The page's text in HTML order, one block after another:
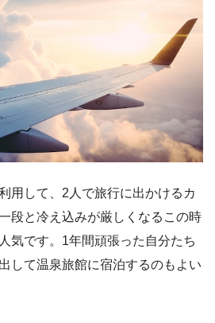
用して、2人で旅行に出かけるカ
段と冷え込みが厳しくなるこの時
気です。1年間頑張った自分たち
して温泉旅館に宿泊するのもよい